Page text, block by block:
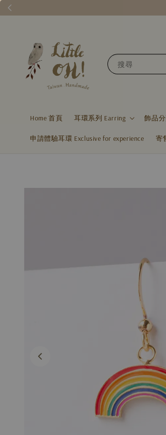
搜尋
Home 首頁 耳環系列 Earring 飾品
申請體驗耳環 Exclusive for experience 寄